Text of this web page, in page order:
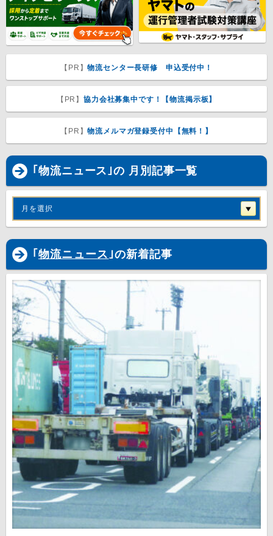
【PR】物流センター長研修 申込受付中！
【PR】協力会社募集中です！【物流掲示板】
【PR】物流メルマガ登録受付中【無料！】
｢物流ニュース｣の 月別記事一覧
月を選択
｢ 物流ニュース｣の新着記事